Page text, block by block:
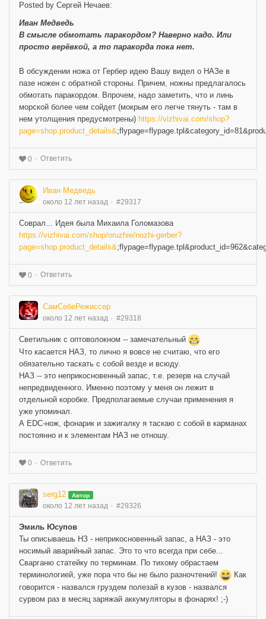
Posted by Сергей Нечаев:
Иван Медведь
В смысле обмотать паракордом? Наверно надо. Или
просто верёвкой, а то паракорда пока нет.
В обсуждении ножа от Гербер идею Вашу видел о НАЗе в
пазе ножен с обратной стороны. Причем, ножны предлагалось
обмотать паракордом. Впрочем, надо заметить, что и линь
морской более чем сойдет (мокрым его легче тянуть - там в
нем утолщения предусмотрены) https://vizhivai.com/shop?
page=shop.product_details&
0 Ответить
Иван Медведь
около 12 лет назад #29317
Соврал... Идея была Михаила Голомазова
https://vizhivai.com/shop/oruzhie/nozhi-gerber?
page=shop.product_details&
0 Ответить
СамСебеРежиссер
около 12 лет назад #29318
Светильник с оптоволокном -- замечательный
Что касается НАЗ, то лично я вовсе не считаю, что его
обязательно таскать с собой везде и всюду.
НАЗ -- это неприкосновенный запас, т.е. резерв на случай
непредвиденного. Именно поэтому у меня он лежит в
отдельной коробке. Предполагаемые случаи применения я
уже упоминал.
А EDC-нож, фонарик и зажигалку я таскаю с собой в карманах
постоянно и к элементам НАЗ не отношу.
0 Ответить
serg12 Автор
около 12 лет назад #29326
Эмиль Юсупов
Ты описываешь НЗ - неприкосновенный запас, а НАЗ - это
носимый аварийный запас. Это то что всегда при себе...
Сварганю статейку по терминам. По тихому обрастаем
терминологией, уже пора что бы не было разночтений!
Как
говорится - назвался груздем полезай в кузов - назвался
сурвом раз в месяц заряжай аккумуляторы в фонарях! ;-)